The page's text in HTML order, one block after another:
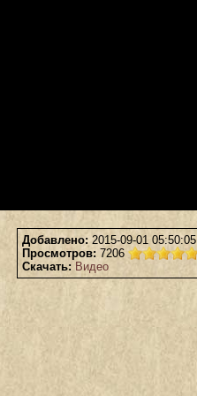
Добавлено: 2015-09-01 05:50:05
Просмотров: 7206
Скачать: Видео